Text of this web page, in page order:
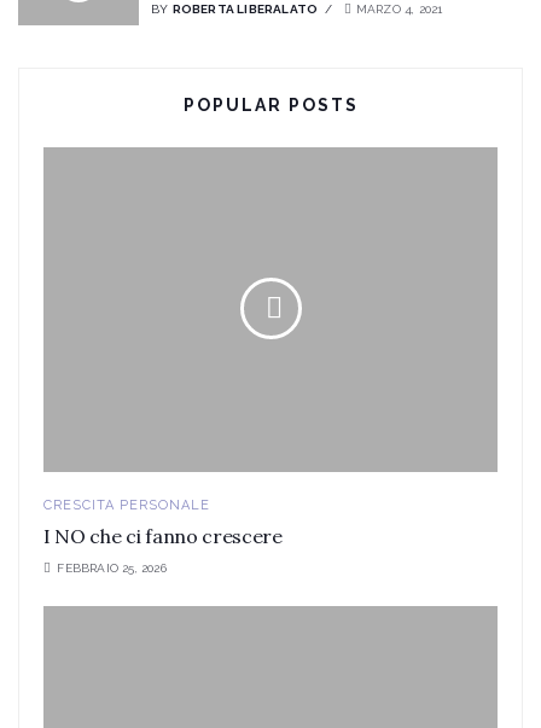
BY ROBERTA LIBERALATO MARZO 4, 2021
POPULAR POSTS
CRESCITA PERSONALE
I NO che ci fanno crescere
FEBBRAIO 25, 2026